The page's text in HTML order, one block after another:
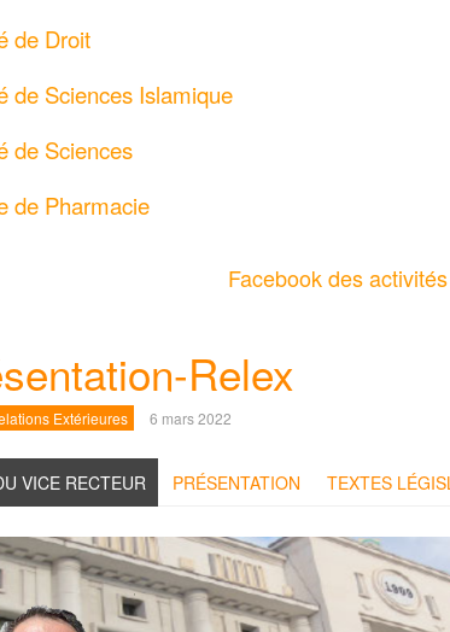
de Droit
de Sciences Islamique
de Sciences
de Pharmacie
Facebook des
Relex
Extérieures 6 mars 2022
VICE RECTEUR PRÉSENTATION TEXTES